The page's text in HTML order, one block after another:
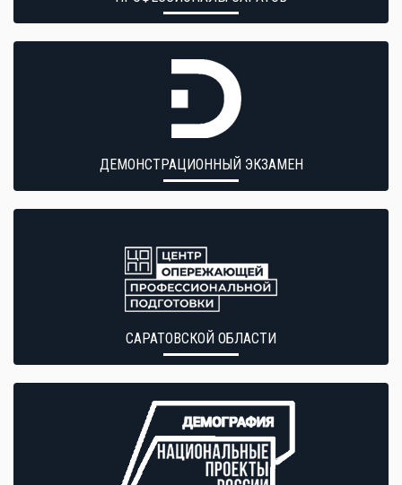
ДЕМОНСТРАЦИОННЫЙ ЭКЗАМЕН
САРАТОВСКОЙ ОБЛАСТИ